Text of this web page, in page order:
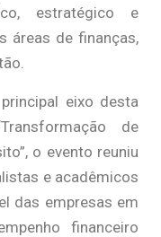
estratégico e
áreas de finanças,
eixo desta
de
o evento reuniu
e acadêmicos
das empresas em
financeiro